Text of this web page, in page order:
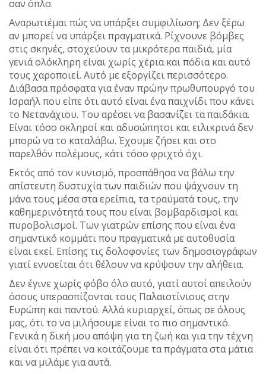
σαν όπλο.
Αναρωτιέμαι πώς να υπάρξει συμφιλίωση; Δεν ξέρω
αν μπορεί να υπάρξει πραγματικά. Ρίχνουνε βόμβες
στις σκηνές, στοχεύουν τα μικρότερα παιδιά, μία
γενιά ολόκληρη είναι χωρίς χέρια και πόδια και αυτό
τους χαροποιεί. Αυτό με εξοργίζει περισσότερο.
Διάβασα πρόσφατα για έναν πρώην πρωθυπουργό του
Ισραήλ που είπε ότι αυτό είναι ένα παιχνίδι που κάνει
το Νετανάχιου. Του αρέσει να βασανίζει τα παιδάκια.
Είναι τόσο σκληροί και αδυσώπητοι και ειλικρινά δεν
μπορώ να το καταλάβω. Έχουμε ζήσει και στο
παρελθόν πολέμους, κάτι τόσο φριχτό όχι.
Εκτός από τον κυνισμό, προσπάθησα να βάλω την
απίστευτη δυστυχία των παιδιών που ψάχνουν τη
μάνα τους μέσα στα ερείπια, τα τραύματά τους, την
καθημερινότητά τους που είναι βομβαρδισμοί και
πυροβολισμοί. Των γιατρών επίσης που είναι ένα
σημαντικό κομμάτι που πραγματικά με αυτοθυσία
είναι εκεί. Επίσης τις δολοφονίες των δημοσιογράφων
γιατί εννοείται ότι θέλουν να κρύψουν την αλήθεια.
Δεν έγινε χωρίς φόβο όλο αυτό, γιατί αυτοί απειλούν
όσους υπερασπίζονται τους Παλαιστίνιους στην
Ευρώπη και παντού. Αλλά κυριαρχεί, όπως σε όλους
μας, ότι το να μιλήσουμε είναι το πιο σημαντικό.
Γενικά η δική μου απόψη για τη ζωή και για την τέχνη
είναι ότι πρέπει να κοιτάζουμε τα πράγματα στα μάτια
και να μιλάμε για αυτά.